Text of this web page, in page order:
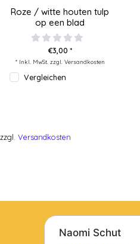
Roze / witte houten tulp
op een blad
€3,00 *
* Inkl. MwSt. zzgl. Versandkosten
Vergleichen
zzgl. Versandkosten